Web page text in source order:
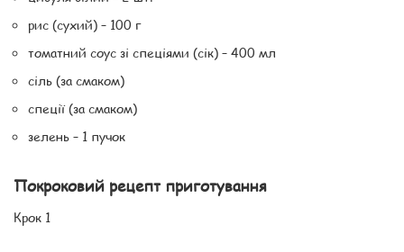
рис (сухий) – 100 г
томатний соус зі спеціями (сік) – 400 мл
сіль (за смаком)
спеції (за смаком)
зелень – 1 пучок
Покроковий рецепт приготування
Крок 1